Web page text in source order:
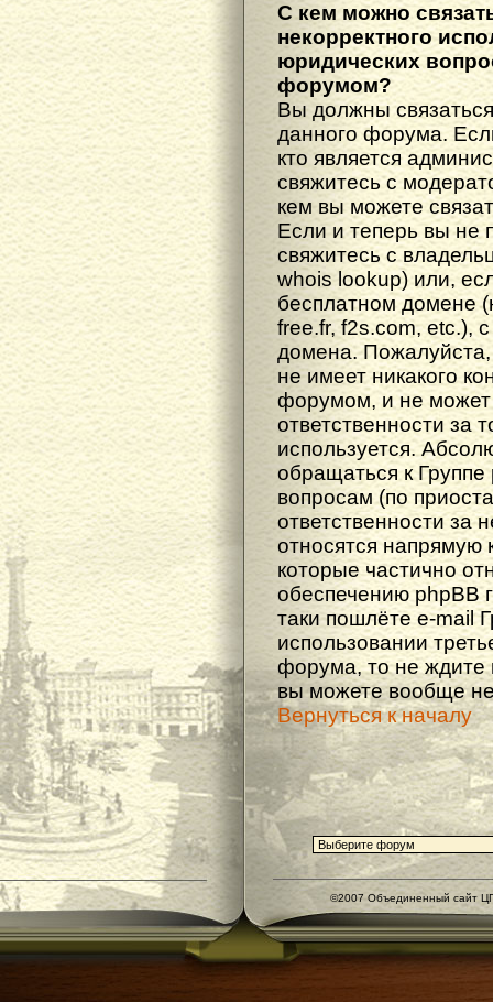
С кем можно
некорректного
юридических
форумом?
Вы должны
данного форума.
кто является
свяжитесь с
кем вы можете
Если и теперь вы не
свяжитесь с
whois lookup) или,
бесплатном домене
free.fr, f2s.com, etc.),
домена. Пожалуйста,
не имеет никакого
форумом, и не может
ответственности за
используется.
обращаться к
вопросам (по
ответственности за
относятся напрямую
которые частично
обеспечению phpBB
таки пошлёте e-mail
использовании
форума, то не ждите
вы можете вообще не
Вернуться к началу
©2007 Объединенный сайт